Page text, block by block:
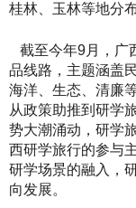
桂林、玉林等地分
截至今年9月，广
品线路，主题涵盖
海洋、生态、清廉
从政策助推到研学
势大潮涌动，研学
西研学旅行的参与
研学场景的融入，
向发展。